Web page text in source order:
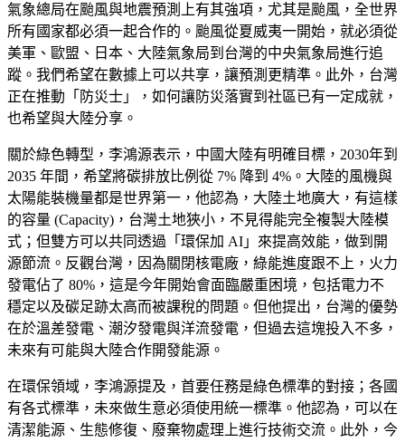
氣象總局在颱風與地震預測上有其強項，尤其是颱風，全世界
所有國家都必須一起合作的。颱風從夏威夷一開始，就必須從
美軍、歐盟、日本、大陸氣象局到台灣的中央氣象局進行追
蹤。我們希望在數據上可以共享，讓預測更精準。此外，台灣
正在推動「防災士」，如何讓防災落實到社區已有一定成就，
也希望與大陸分享。
關於綠色轉型，李鴻源表示，中國大陸有明確目標，2030年到
2035 年間，希望將碳排放比例從 7% 降到 4%。大陸的風機與
太陽能裝機量都是世界第一，他認為，大陸土地廣大，有這樣
的容量 (Capacity)，台灣土地狹小，不見得能完全複製大陸模
式；但雙方可以共同透過「環保加 AI」來提高效能，做到開
源節流。反觀台灣，因為關閉核電廠，綠能進度跟不上，火力
發電佔了 80%，這是今年開始會面臨嚴重困境，包括電力不
穩定以及碳足跡太高而被課稅的問題。但他提出，台灣的優勢
在於溫差發電、潮汐發電與洋流發電，但過去這塊投入不多，
未來有可能與大陸合作開發能源。
在環保領域，李鴻源提及，首要任務是綠色標準的對接；各國
有各式標準，未來做生意必須使用統一標準。他認為，可以在
清潔能源、生態修復、廢棄物處理上進行技術交流。此外，今